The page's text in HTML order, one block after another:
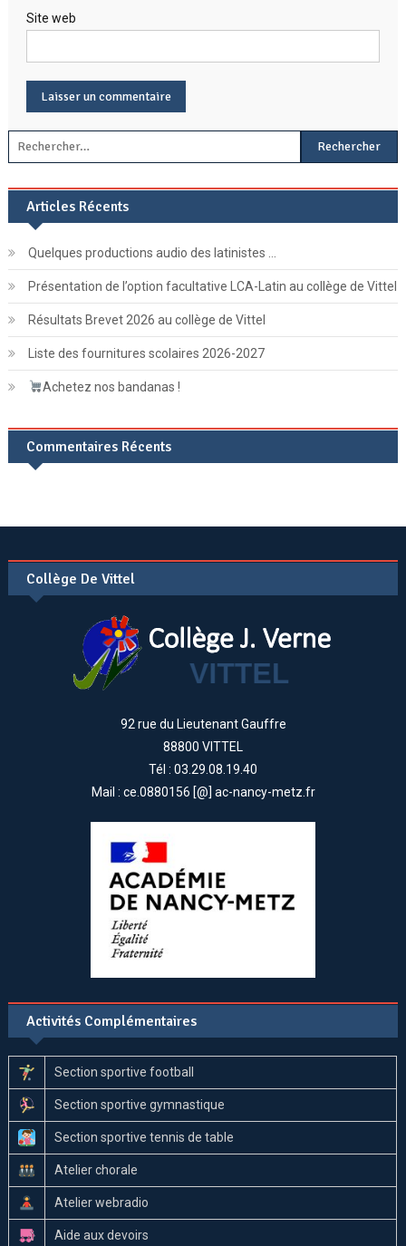
Site web
Rechercher :
Articles Récents
Quelques productions audio des latinistes …
Présentation de l’option facultative LCA-Latin au collège de Vittel
Résultats Brevet 2026 au collège de Vittel
Liste des fournitures scolaires 2026-2027
Achetez nos bandanas !
Commentaires Récents
Collège De Vittel
92 rue du Lieutenant Gauffre
88800 VITTEL
Tél : 03.29.08.19.40
Mail : ce.0880156 [@] ac-nancy-metz.fr
Activités Complémentaires
Section sportive football
Section sportive gymnastique
Section sportive tennis de table
Atelier chorale
Atelier webradio
Aide aux devoirs